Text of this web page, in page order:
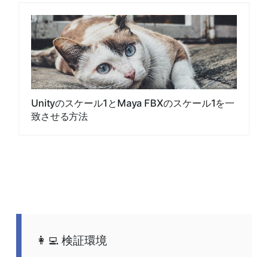
Unityのスケール1とMaya FBXのスケール1を一
致させる方法
検証環境